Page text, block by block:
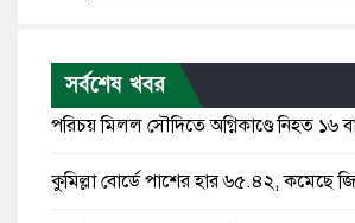
সর্বশেষ খবর
পরিচয় মিলল সৌদিতে অগ্নিকাণ্ডে নিহত ১৬
কুমিল্লা বোর্ডে পাশের হার ৬৫.৪২, কমেছে